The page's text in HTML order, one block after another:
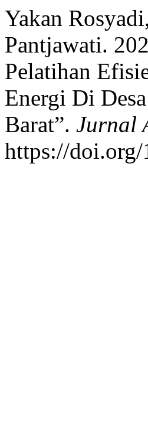
Yakan
Pantjawati.
Pelatihan
Energi Di
Barat”. Jurnal
https://